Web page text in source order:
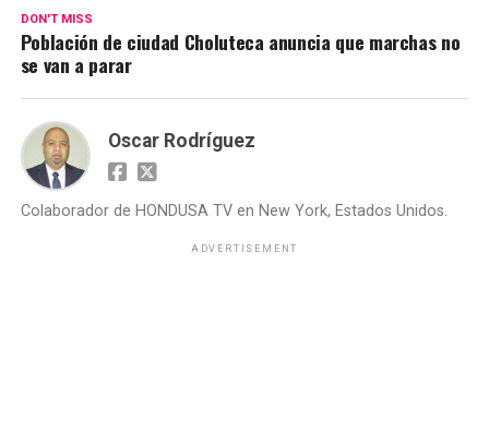
DON'T MISS
Población de ciudad Choluteca anuncia que marchas no
se van a parar
Oscar Rodríguez
Colaborador de HONDUSA TV en New York, Estados Unidos.
ADVERTISEMENT